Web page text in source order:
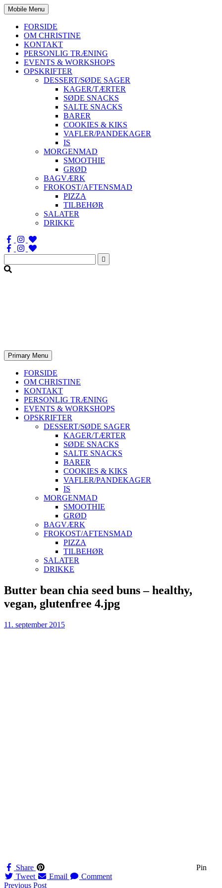
Mobile Menu
FORSIDE
OM CHRISTINE
KONTAKT
PERSONLIG TRÆNING
EVENTS & WORKSHOPS
OPSKRIFTER
DESSERT/SØDE SAGER
KAGER/TÆRTER
SØDE SNACKS
SALTE SNACKS
BARER
COOKIES & KIKS
VAFLER/PANDEKAGER
IS
MORGENMAD
SMOOTHIE
GRØD
BAGVÆRK
FROKOST/AFTENSMAD
PIZZA
TILBEHØR
SALATER
DRIKKE
Søg
efter:
Primary Menu
FORSIDE
OM CHRISTINE
KONTAKT
PERSONLIG TRÆNING
EVENTS & WORKSHOPS
OPSKRIFTER
DESSERT/SØDE SAGER
KAGER/TÆRTER
SØDE SNACKS
SALTE SNACKS
BARER
COOKIES & KIKS
VAFLER/PANDEKAGER
IS
MORGENMAD
SMOOTHIE
GRØD
BAGVÆRK
FROKOST/AFTENSMAD
PIZZA
TILBEHØR
SALATER
DRIKKE
Skip
to
content
Butter bean chia seed buns – healthy,
vegan, glutenfree 4.jpg
11. september 2015
Share
Pin
Tweet
Email Comment
Previous Post